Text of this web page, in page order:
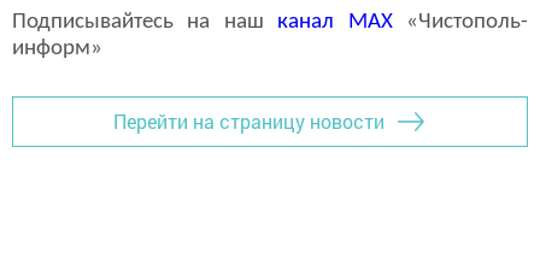
Подписывайтесь на наш канал MAX«Чистополь-
информ»
Перейти на страницу новости